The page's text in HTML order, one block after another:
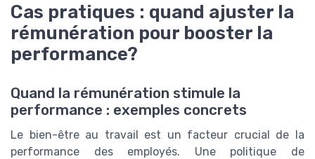
Cas pratiques : quand ajuster la
rémunération pour booster la
performance?
Quand la rémunération stimule la
performance : exemples concrets
Le bien-être au travail est un facteur crucial de la
performance des employés. Une politique de